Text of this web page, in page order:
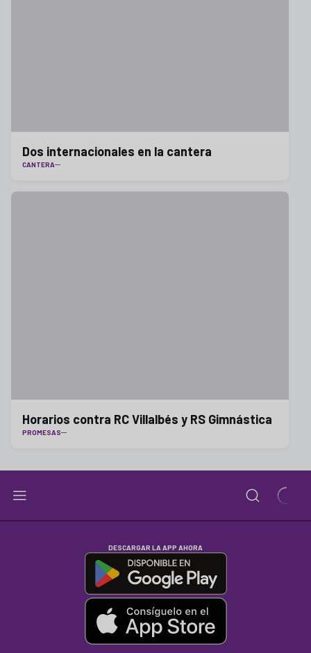
Dos internacionales en la cantera
CANTERA
Horarios contra RC Villalbés y RS Gimnástica
PROMESAS
DESCARGAR LA APP AHORA